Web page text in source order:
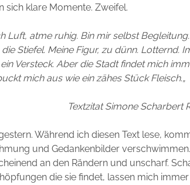
sich klare Momente. Zweifel.
Luft, atme ruhig. Bin mir selbst
Stiefel. Meine Figur, zu dünn. Lotternd.
Versteck. Aber die Stadt findet mich
mich aus wie ein zähes Stück Fleisch.„
Textzitat Simone Scharbert
Während ich diesen Text lese,
und Gedankenbilder
an den Rändern und unscharf.
die sie findet, lassen mich